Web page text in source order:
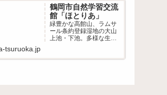
酒蔵まつり」、桜の名所
「大山公園」地域活動に
よる環境整備やイベン
ト...
鶴岡市自然学習交流
館「ほとりあ」
緑豊かな高館山、ラムサ
ール条約登録湿地の大山
上池・下池。多様な生物
び・交流する場
tsuruoka.jp